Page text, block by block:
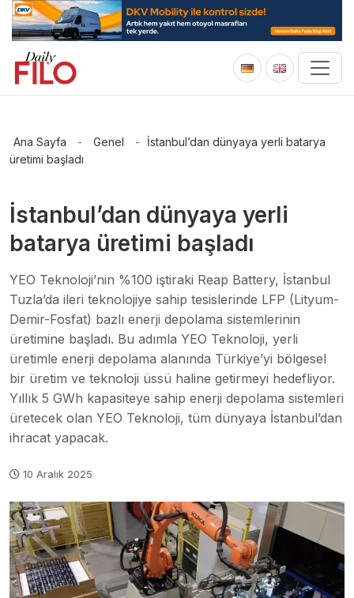
Ana Sayfa - Genel -
İstanbul’dan dünyaya yerli batarya
üretimi başladı
İstanbul’dan dünyaya yerli
batarya üretimi başladı
YEO Teknoloji’nin %100 iştiraki Reap Battery, İstanbul
Tuzla’da ileri teknolojiye sahip tesislerinde LFP (Lityum-
Demir-Fosfat) bazlı enerji depolama sistemlerinin
üretimine başladı. Bu adımla YEO Teknoloji, yerli
üretimle enerji depolama alanında Türkiye’yi bölgesel
bir üretim ve teknoloji üssü haline getirmeyi hedefliyor.
Yıllık 5 GWh kapasiteye sahip enerji depolama sistemleri
üretecek olan YEO Teknoloji, tüm dünyaya İstanbul’dan
ihracat yapacak.
10 Aralık 2025